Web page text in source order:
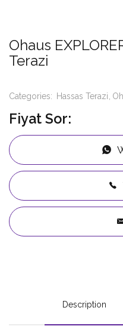
Ohaus
Terazi
Categories: Hassas Terazi
Fiyat Sor:
Description